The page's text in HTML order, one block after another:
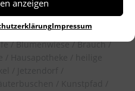
anzeigen
Impressum
Blumenwiese
Brauch